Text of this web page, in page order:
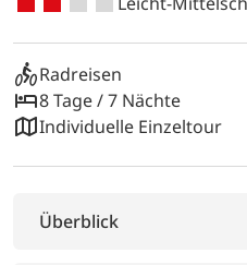
Von Bled
(1)
Leicht-
Radreisen